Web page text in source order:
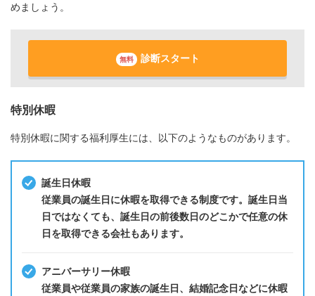
めましょう。
無料 診断スタート
特別休暇
特別休暇に関する福利厚生には、以下のようなものがあります。
誕生日休暇
従業員の誕生日に休暇を取得できる制度です。誕生日当
日ではなくても、誕生日の前後数日のどこかで任意の休
日を取得できる会社もあります。
アニバーサリー休暇
従業員や従業員の家族の誕生日、結婚記念日などに休暇